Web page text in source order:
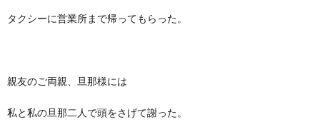
タクシーに営業所まで帰ってもらった。
親友のご両親、旦那様には
私と私の旦那二人で頭をさげて謝った。